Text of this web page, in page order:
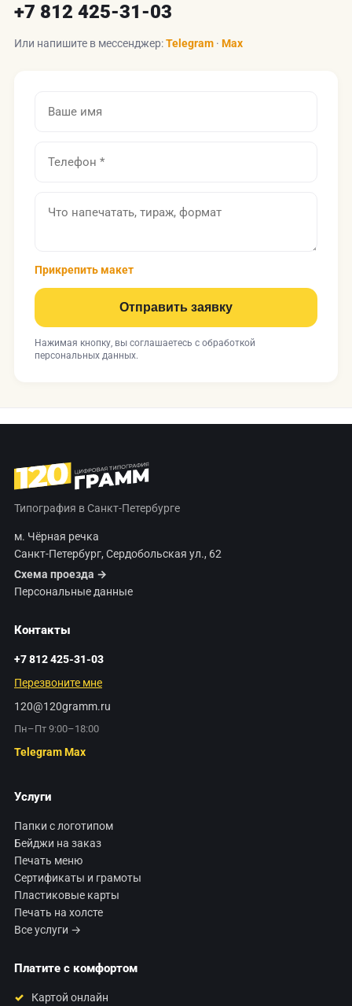
+7 812 425-31-03
Или напишите в мессенджер:Telegram · Max
Прикрепить макет
Отправить заявку
Нажимая кнопку, вы соглашаетесь с обработкой
персональных данных.
Типография в Санкт-Петербурге
м. Чёрная речка
Санкт-Петербург, Сердобольская ул., 62
Схема проезда →
Персональные данные
Контакты
+7 812 425-31-03
Перезвоните мне
120@120gramm.ru
Пн–Пт 9:00–18:00
TelegramMax
Услуги
Папки с логотипом
Бейджи на заказ
Печать меню
Сертификаты и грамоты
Пластиковые карты
Печать на холсте
Все услуги →
Платите с комфортом
Картой онлайн